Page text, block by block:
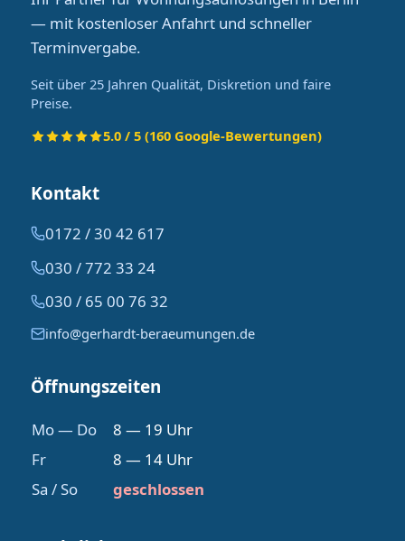
— mit kostenloser Anfahrt und schneller
Terminvergabe.
Seit über 25 Jahren Qualität, Diskretion und faire
Preise.
5.0 / 5 (160 Google-Bewertungen)
Kontakt
0172 / 30 42 617
030 / 772 33 24
030 / 65 00 76 32
info@gerhardt-beraeumungen.de
Öffnungszeiten
Mo — Do
8 — 19 Uhr
Fr
8 — 14 Uhr
Sa / So
geschlossen